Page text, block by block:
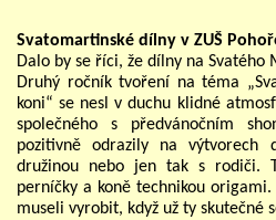
PEDAGOGICKÝ SBOR
DOKUMENTY / KE STAŽENÍ
KURZY
Svatomartinské dílny v ZUŠ
Dalo by se říci, že dílny na
Druhý ročník tvoření na téma
koni“ se nesl v duchu klidné
společného s předvánočním
pozitivně odrazily na výtvorech
družinou nebo jen tak s rodiči.
perníčky a koně technikou
museli vyrobit, když už ty skutečné